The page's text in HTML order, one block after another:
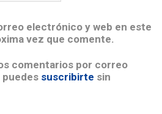
electrónico y web en este
vez que comente.
comentarios por correo
suscribirte sin